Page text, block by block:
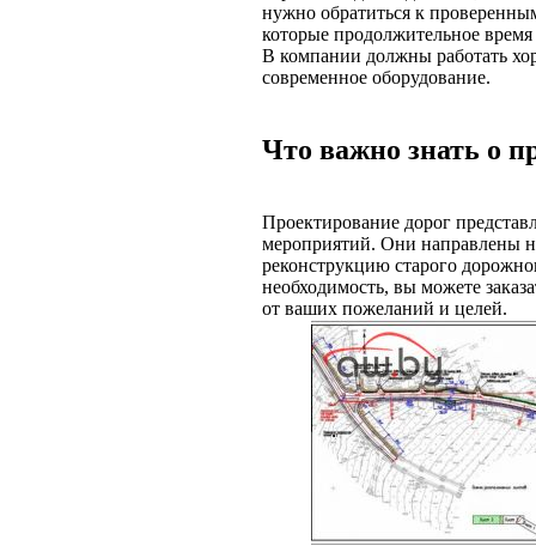
нужно обратиться к
которые продолжительное
В компании должны работать
современное оборудование.
Что важно знать о
Проектирование дорог
мероприятий. Они направлены
реконструкцию старого
необходимость, вы можете
от ваших пожеланий и целей.